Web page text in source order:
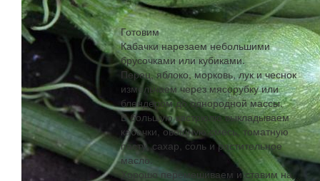
Готовим
Кабачки нарезаем небольшими
брусочками или кубиками.
Перец, яблоко, морковь, лук и чеснок
измельчаем через мясорубку или
блендером до однородной массы.
В большую кастрюлю выкладываем
кабачки, овощную смесь, томатную
пасту, сахар, соль и растительное
масло.
Хорошо перемешиваем и ставим на